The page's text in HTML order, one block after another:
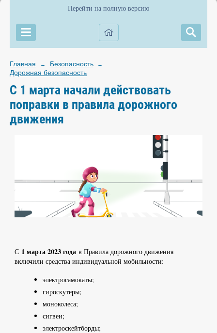
Перейти на полную версию
Главная → Безопасность →
Дорожная безопасность
С 1 марта начали действовать
поправки в правила дорожного
движения
С 1 марта 2023 года в Правила дорожного движения
включили средства индивидуальной мобильности:
электросамокаты;
гироскутеры;
моноколеса;
сигвеи;
электроскейтборды;